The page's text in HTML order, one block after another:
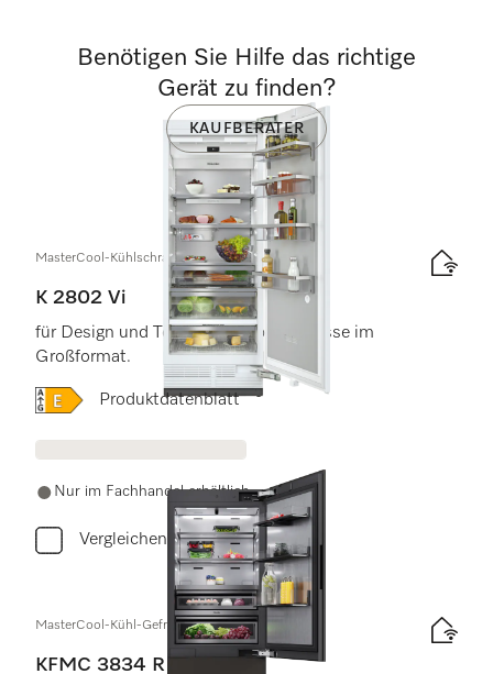
MasterCool-Kühlschrank
K 2802 Vi
für Design und Technik der Spitzenklasse im
Großformat.
Onlinelabel Image, Energielabel
Produktdatenblatt
Nur im Fachhandel erhältlich
Vergleichen
MasterCool-Kühl-Gefrierkombination
KFMC 3834 R
Benötigen Sie Hilfe das richtige
Gerät zu finden?
KAUFBERATER